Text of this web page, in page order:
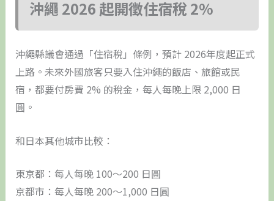
沖繩 2026 起開徵住宿稅 2%
沖繩縣議會通過「住宿稅」條例，預計 2026年度起正式
上路。未來外國旅客只要入住沖繩的飯店、旅館或民
宿，都要付房費 2% 的稅金，每人每晚上限 2,000 日
圓。
和日本其他城市比較：
東京都：每人每晚 100～200 日圓
京都市：每人每晚 200～1,000 日圓